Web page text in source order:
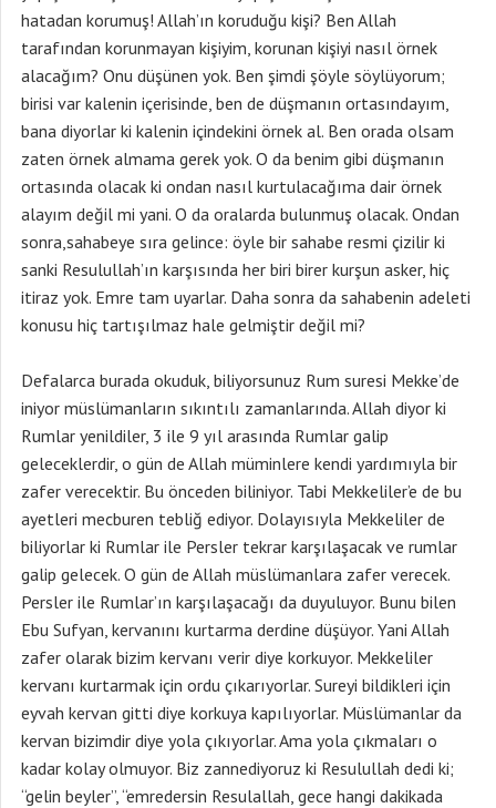
hatadan korumuş! Allah’ın koruduğu kişi? Ben Allah
tarafından korunmayan kişiyim, korunan kişiyi nasıl örnek
alacağım? Onu düşünen yok. Ben şimdi şöyle söylüyorum;
birisi var kalenin içerisinde, ben de düşmanın ortasındayım,
bana diyorlar ki kalenin içindekini örnek al. Ben orada olsam
zaten örnek almama gerek yok. O da benim gibi düşmanın
ortasında olacak ki ondan nasıl kurtulacağıma dair örnek
alayım değil mi yani. O da oralarda bulunmuş olacak. Ondan
sonra,sahabeye sıra gelince: öyle bir sahabe resmi çizilir ki
sanki Resulullah’ın karşısında her biri birer kurşun asker, hiç
itiraz yok. Emre tam uyarlar. Daha sonra da sahabenin adeleti
konusu hiç tartışılmaz hale gelmiştir değil mi?
Defalarca burada okuduk, biliyorsunuz Rum suresi Mekke’de
iniyor müslümanların sıkıntılı zamanlarında. Allah diyor ki
Rumlar yenildiler, 3 ile 9 yıl arasında Rumlar galip
geleceklerdir, o gün de Allah müminlere kendi yardımıyla bir
zafer verecektir. Bu önceden biliniyor. Tabi Mekkeliler’e de bu
ayetleri mecburen tebliğ ediyor. Dolayısıyla Mekkeliler de
biliyorlar ki Rumlar ile Persler tekrar karşılaşacak ve rumlar
galip gelecek. O gün de Allah müslümanlara zafer verecek.
Persler ile Rumlar’ın karşılaşacağı da duyuluyor. Bunu bilen
Ebu Sufyan, kervanını kurtarma derdine düşüyor. Yani Allah
zafer olarak bizim kervanı verir diye korkuyor. Mekkeliler
kervanı kurtarmak için ordu çıkarıyorlar. Sureyi bildikleri için
eyvah kervan gitti diye korkuya kapılıyorlar. Müslümanlar da
kervan bizimdir diye yola çıkıyorlar. Ama yola çıkmaları o
kadar kolay olmuyor. Biz zannediyoruz ki Resulullah dedi ki;
“gelin beyler”, “emredersin Resulallah, gece hangi dakikada